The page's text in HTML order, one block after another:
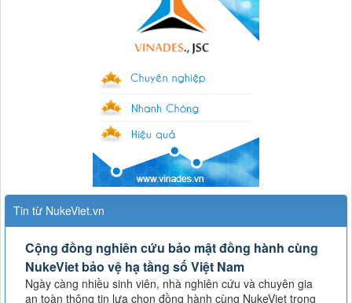
Tin từ NukeViet.vn
Cộng đồng nghiên cứu bảo mật đồng hành cùng
NukeViet bảo vệ hạ tầng số Việt Nam
Ngày càng nhiều sinh viên, nhà nghiên cứu và chuyên gia
an toàn thông tin lựa chọn đồng hành cùng NukeViet trong